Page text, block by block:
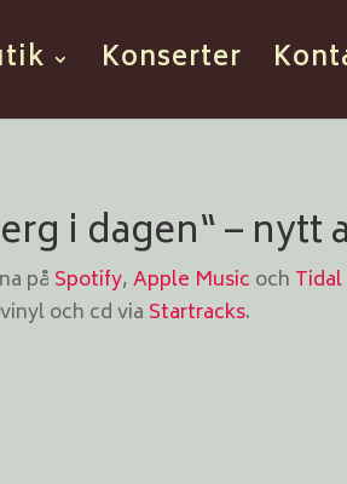
Konserter
i dagen“ – nytt
på Spotify,Apple Music och Tidal
och cd via Startracks.